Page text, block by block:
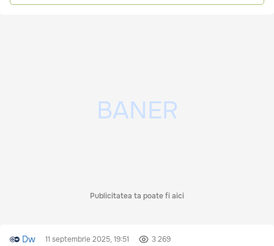
Publicitatea ta poate fi aici
Dw 11 septembrie 2025, 19:51 3 269